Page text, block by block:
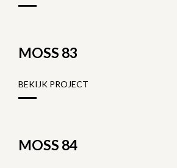
MOSS 83
BEKIJK PROJECT
MOSS 84